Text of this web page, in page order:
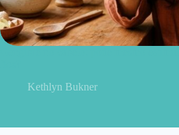
Kethlyn Bukner